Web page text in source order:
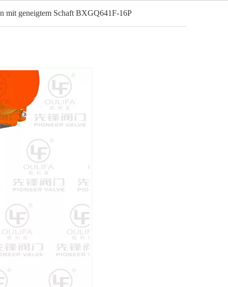
mit geneigtem Schaft BXGQ641F-16P